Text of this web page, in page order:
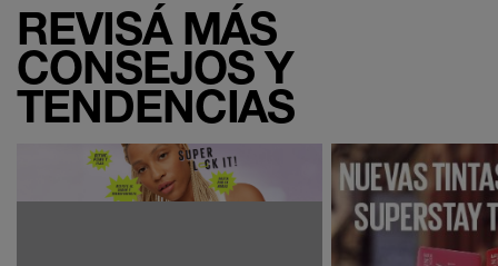
REVISÁ MÁS
CONSEJOS Y
TENDENCIAS